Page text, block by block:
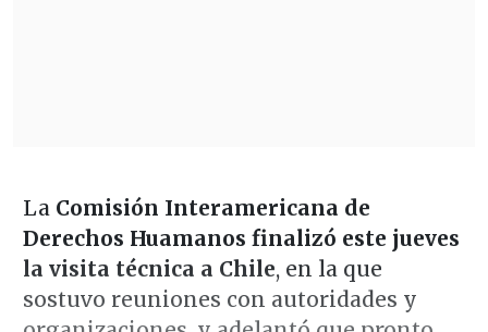
La Comisión Interamericana de
Derechos Huamanos finalizó este jueves
la visita técnica a Chile, en la que
sostuvo reuniones con autoridades y